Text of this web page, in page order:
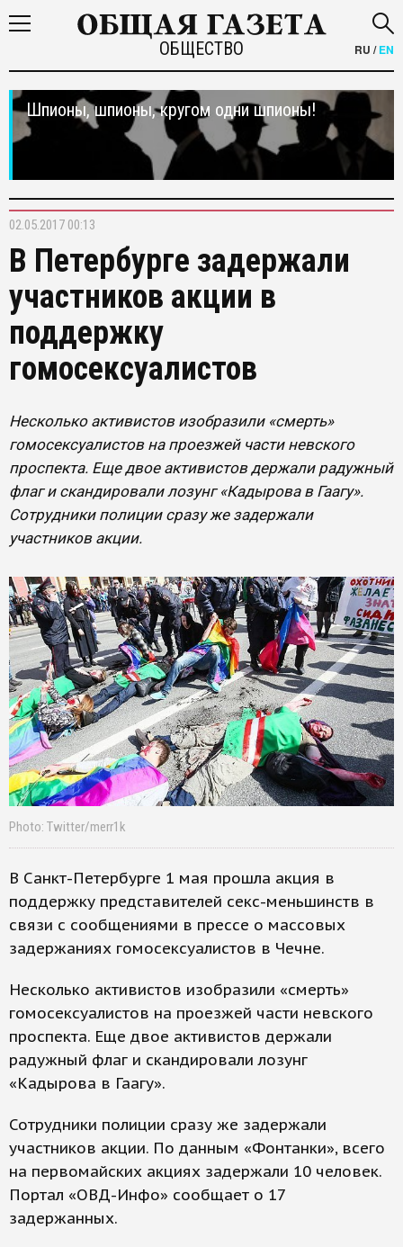
ОБЩЕСТВО RU /EN
Шпионы, шпионы, кругом одни шпионы!
02.05.2017 00:13
В Петербурге задержали
участников акции в
поддержку
гомосексуалистов
Несколько активистов изобразили «смерть»
гомосексуалистов на проезжей части невского
проспекта. Еще двое активистов держали радужный
флаг и скандировали лозунг «Кадырова в Гаагу».
Сотрудники полиции сразу же задержали
участников акции.
Photo: Twitter/merr1k
В Санкт-Петербурге 1 мая прошла акция в
поддержку представителей секс-меньшинств в
связи с сообщениями в прессе о массовых
задержаниях гомосексуалистов в Чечне.
Несколько активистов изобразили «смерть»
гомосексуалистов на проезжей части невского
проспекта. Еще двое активистов держали
радужный флаг и скандировали лозунг
«Кадырова в Гаагу».
Сотрудники полиции сразу же задержали
участников акции. По данным «Фонтанки», всего
на первомайских акциях задержали 10 человек.
Портал «ОВД-Инфо» сообщает о 17
задержанных.